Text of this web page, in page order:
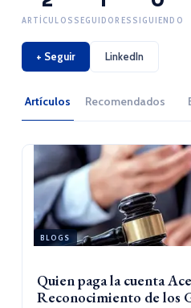
ARTÍCULOS SEGUIDORES SIGUIENDO
+ Seguir LinkedIn
Artículos Recomendados
BLOGS
Quien paga la cuenta
Reconocimiento de los